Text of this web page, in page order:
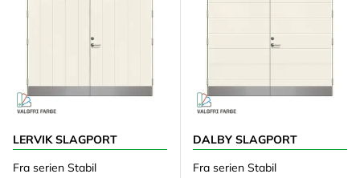
LERVIK SLAGPORT
Fra serien Stabil
DALBY SLAGPORT
Fra serien Stabil